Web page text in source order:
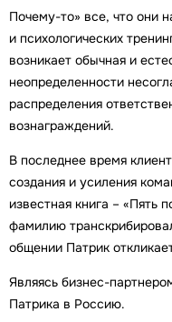
Почему-то» все, что они
и психологических
возникает обычная и
неопределенности
распределения
вознаграждений.
В последнее время
создания и усиления
известная книга – «Пять
фамилию
общении Патрик
Являясь бизнес-
Патрика в Россию.